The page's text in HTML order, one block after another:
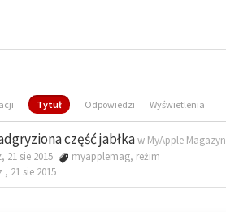
Tytuł Odpowiedzi Wyświetlenia
część jabłkaw MyApple Magazyn
sie 2015
myapplemag, reżim
, 21 sie 2015